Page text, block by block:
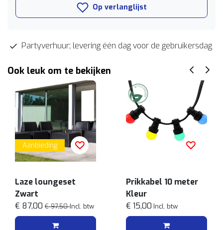
Op verlanglijst
Partyverhuur; levering één dag voor de gebruikersdag
Ook leuk om te bekijken
Aanbieding
Laze loungeset
Zwart
€ 87,00 € 97,50Incl. btw
Prikkabel 10 meter
Kleur
€ 15,00 Incl. btw